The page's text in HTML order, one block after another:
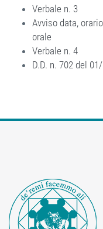
Verbale n. 3
Avviso data,
orale
Verbale n. 4
D.D. n. 702 del